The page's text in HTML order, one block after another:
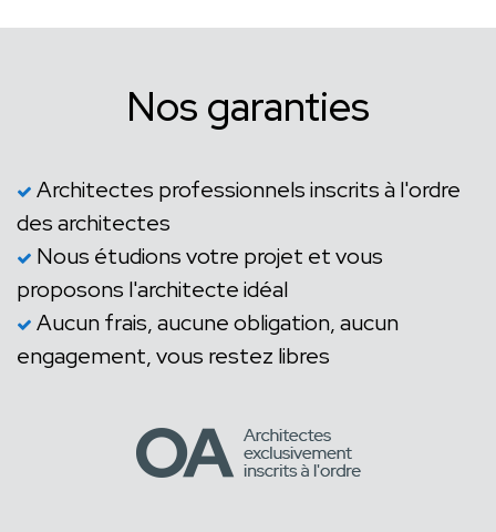
Nos garanties
Architectes professionnels inscrits à l'ordre
des architectes
Nous étudions votre projet et vous
proposons l'architecte idéal
Aucun frais, aucune obligation, aucun
engagement, vous restez libres